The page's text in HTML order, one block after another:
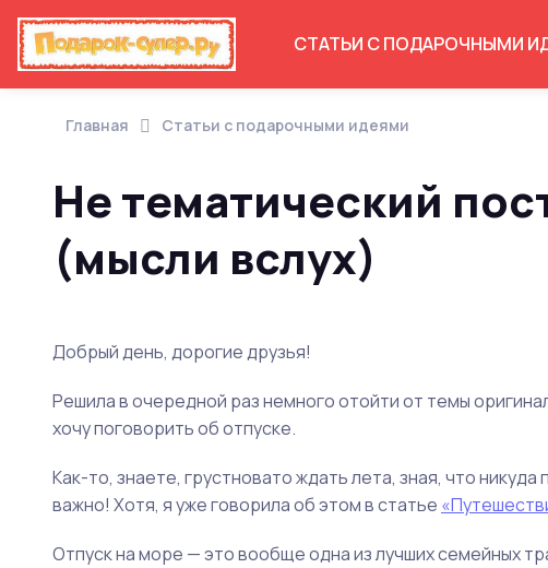
СТАТЬИ С ПОДАРОЧНЫМИ
Главная Статьи с подарочными идеями
Не тематический
(мысли вслух)
Добрый день, дорогие друзья!
Решила в очередной раз немного отойти от темы
хочу поговорить об отпуске.
Как-то, знаете, грустновато ждать лета, зная, что
важно! Хотя, я уже говорила об этом в статье
Отпуск на море — это вообще одна из лучших семейных